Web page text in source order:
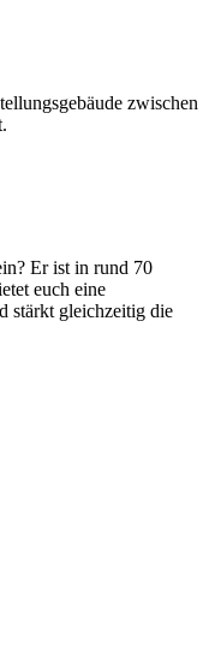
zwischen
Er ist in rund 70
euch eine
stärkt gleichzeitig die